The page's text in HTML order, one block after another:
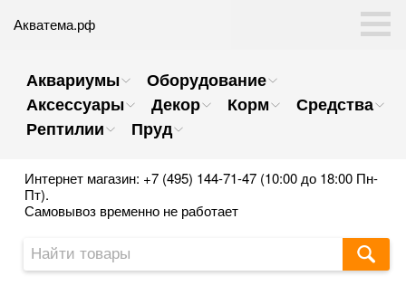
Акватема.рф
Аквариумы
Оборудование
Аксессуары
Декор Корм
Средства
Рептилии
Пруд
Интернет магазин: +7 (495) 144-71-47 (10:00 до 18:00 Пн-
Пт).
Самовывоз временно не работает